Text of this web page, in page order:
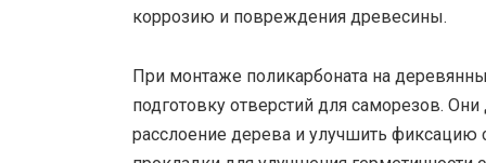
коррозию и повреждения древесины.
При монтаже поликарбоната на
подготовку отверстий для саморезов.
расслоение дерева и улучшить фиксацию